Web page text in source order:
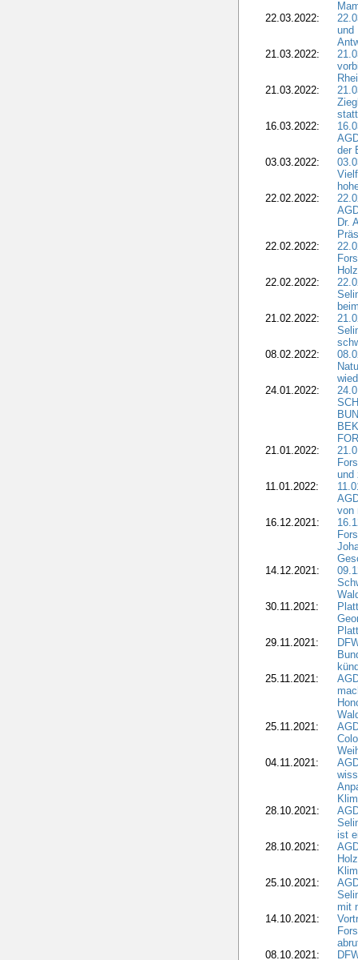
22.03.2022:
und
21.03.2022:
21.03.2022:
16.03.2022:
der
03.03.2022:
22.02.2022:
Dr.
22.02.2022:
22.02.2022:
21.02.2022:
08.02.2022:
24.01.2022:
21.01.2022:
und
11.01.2022:
von
16.12.2021:
14.12.2021:
30.11.2021:
29.11.2021:
25.11.2021:
25.11.2021:
04.11.2021:
28.10.2021:
ist
28.10.2021:
25.10.2021:
mit
14.10.2021:
08.10.2021: